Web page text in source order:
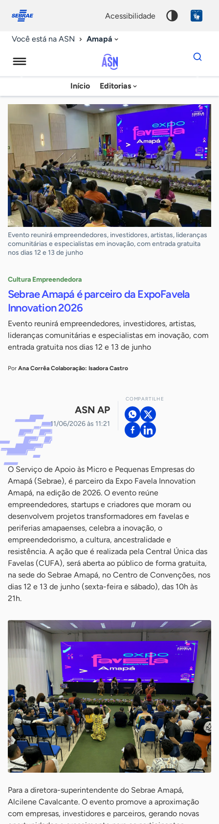
conosco
acessibilidade
Você está na ASN Amapá
Agência
Sebrae
de
Notícias
Início Editorias
Dados
para
chave
Evento reunirá empreendedores, investidores, artistas, lideranças
comunitárias e especialistas em inovação, com entrada gratuita
nos dias 12 e 13 de junho
Cultura Empreendedora
Sebrae Amapá é parceiro da ExpoFavela
Innovation 2026
Evento reunirá empreendedores, investidores, artistas,
lideranças comunitárias e especialistas em inovação, com
entrada gratuita nos dias 12 e 13 de junho
Por Ana Corrêa Colaboração: Isadora Castro
ASN AP
11/06/2026 às 11:21
COMPARTILHE
O Serviço de Apoio às Micro e Pequenas Empresas do
Amapá (Sebrae), é parceiro da Expo Favela Innovation
Amapá, na edição de 2026. O evento reúne
empreendedores, startups e criadores que moram ou
desenvolvem projetos transformadores em favelas e
periferias amapaenses, celebra a inovação, o
empreendedorismo, a cultura, ancestralidade e
resistência. A ação que é realizada pela Central Única das
Favelas (CUFA), será aberta ao público de forma gratuita,
na sede do Sebrae Amapá, no Centro de Convenções, nos
dias 12 e 13 de junho (sexta-feira e sábado), das 10h às
21h.
Para a diretora-superintendente do Sebrae Amapá,
Alcilene Cavalcante. O evento promove a aproximação
com empresas, investidores e parceiros, gerando novas